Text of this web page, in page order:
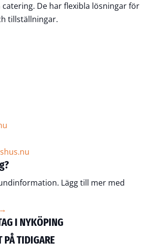
De har flexibla lösningar för
tillställningar.
Lägg till mer med
I NYKÖPING
PÅ TIDIGARE